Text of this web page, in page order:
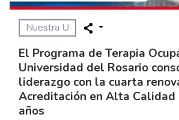
Nuestra U
El Programa de Terapia
Universidad del Rosario
liderazgo con la cuarta
Acreditación en Alta Calidad
años